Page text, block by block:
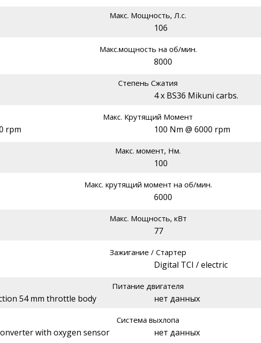
Макс. Мощность, Л.с.
106
Макс.мощность на об/мин.
8000
Степень Сжатия
4 x BS36 Mikuni carbs.
Макс. Крутящий Момент
rpm 100 Nm @ 6000 rpm
Макс. момент, Нм.
100
Макс. крутящий момент на об/мин.
6000
Макс. Мощность, кВт
77
Зажигание / Стартер
Digital TCI / electric
Питание двигателя
54 mm throttle body нет данных
Система выхлопа
with oxygen sensor нет данных